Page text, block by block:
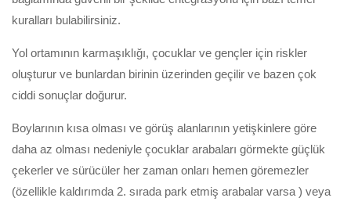
kuralları bulabilirsiniz.
Yol ortamının karmaşıklığı, çocuklar ve gençler için riskler
oluşturur ve bunlardan birinin üzerinden geçilir ve bazen çok
ciddi sonuçlar doğurur.
Boylarının kısa olması ve görüş alanlarının yetişkinlere göre
daha az olması nedeniyle çocuklar arabaları görmekte güçlük
çekerler ve sürücüler her zaman onları hemen göremezler
(özellikle kaldırımda 2. sırada park etmiş arabalar varsa ) veya